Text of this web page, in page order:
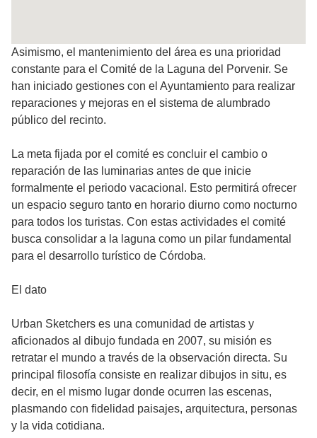
Asimismo, el mantenimiento del área es una prioridad
constante para el Comité de la Laguna del Porvenir. Se
han iniciado gestiones con el Ayuntamiento para realizar
reparaciones y mejoras en el sistema de alumbrado
público del recinto.
La meta fijada por el comité es concluir el cambio o
reparación de las luminarias antes de que inicie
formalmente el periodo vacacional. Esto permitirá ofrecer
un espacio seguro tanto en horario diurno como nocturno
para todos los turistas. Con estas actividades el comité
busca consolidar a la laguna como un pilar fundamental
para el desarrollo turístico de Córdoba.
El dato
Urban Sketchers es una comunidad de artistas y
aficionados al dibujo fundada en 2007, su misión es
retratar el mundo a través de la observación directa. Su
principal filosofía consiste en realizar dibujos in situ, es
decir, en el mismo lugar donde ocurren las escenas,
plasmando con fidelidad paisajes, arquitectura, personas
y la vida cotidiana.